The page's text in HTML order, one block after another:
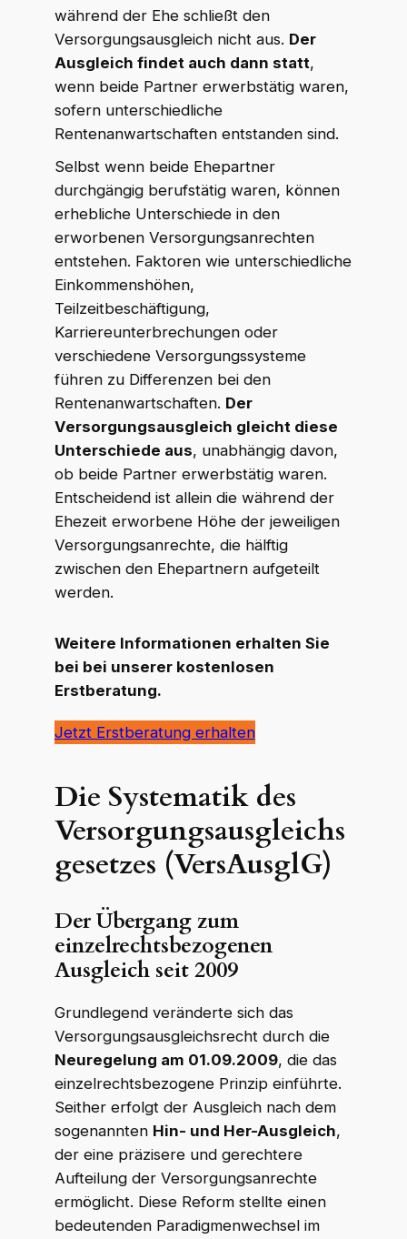
während der Ehe schließt den
Versorgungsausgleich nicht aus. Der
Ausgleich findet auch dann statt,
wenn beide Partner erwerbstätig waren,
sofern unterschiedliche
Rentenanwartschaften entstanden sind.
Selbst wenn beide Ehepartner
durchgängig berufstätig waren, können
erhebliche Unterschiede in den
erworbenen Versorgungsanrechten
entstehen. Faktoren wie unterschiedliche
Einkommenshöhen,
Teilzeitbeschäftigung,
Karriereunterbrechungen oder
verschiedene Versorgungssysteme
führen zu Differenzen bei den
Rentenanwartschaften. Der
Versorgungsausgleich gleicht diese
Unterschiede aus, unabhängig davon,
ob beide Partner erwerbstätig waren.
Entscheidend ist allein die während der
Ehezeit erworbene Höhe der jeweiligen
Versorgungsanrechte, die hälftig
zwischen den Ehepartnern aufgeteilt
werden.
Weitere Informationen erhalten Sie
bei bei unserer kostenlosen
Erstberatung.
Jetzt Erstberatung erhalten
Die Systematik des
Versorgungsausgleichs
gesetzes (VersAusglG)
Der Übergang zum
einzelrechtsbezogenen
Ausgleich seit 2009
Grundlegend veränderte sich das
Versorgungsausgleichsrecht durch die
Neuregelung am 01.09.2009, die das
einzelrechtsbezogene Prinzip einführte.
Seither erfolgt der Ausgleich nach dem
sogenannten Hin- und Her-Ausgleich,
der eine präzisere und gerechtere
Aufteilung der Versorgungsanrechte
ermöglicht. Diese Reform stellte einen
bedeutenden Paradigmenwechsel im